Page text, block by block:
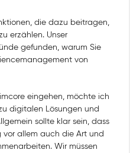
die dazu beitragen,
erzählen. Unser
gefunden, warum Sie
von
eingehen, möchte ich
digitalen Lösungen und
sollte klar sein, dass
vor allem auch die Art und
Wir müssen